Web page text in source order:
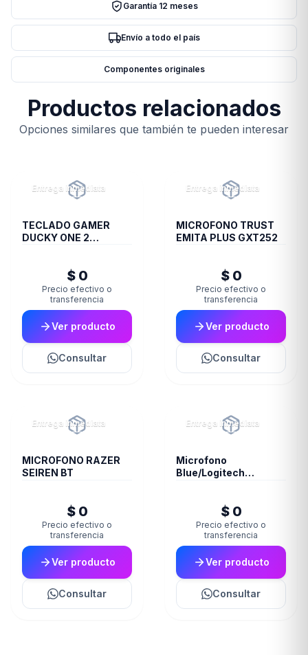
Garantía 12 meses
Envío a todo el país
Componentes originales
Productos relacionados
Opciones similares que también te pueden interesar
Entrega inmediata
TECLADO GAMER
DUCKY ONE 2
$ 0
Precio efectivo o
transferencia
Ver producto
Consultar
Entrega inmediata
MICROFONO TRUST
EMITA PLUS GXT252
$ 0
Precio efectivo o
transferencia
Ver producto
Consultar
Entrega inmediata
MICROFONO RAZER
SEIREN BT
$ 0
Precio efectivo o
transferencia
Ver producto
Consultar
Entrega inmediata
Microfono
Blue/Logitech
$ 0
Precio efectivo o
transferencia
Ver producto
Consultar